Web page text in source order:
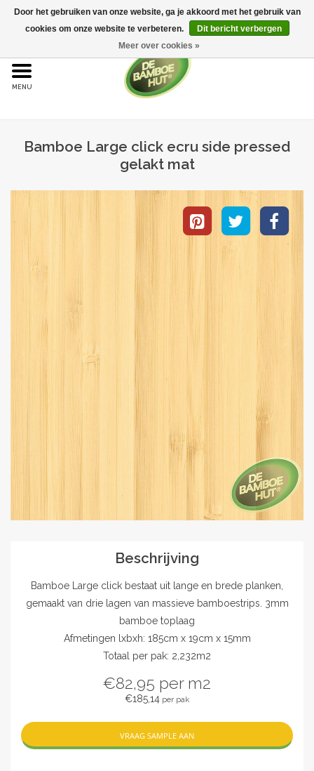
Home
Bamboe vloeren
Bijproducten
Bamboe Large click ecru side pressed
gelakt mat
Beschrijving
Bamboe Large click bestaat uit lange en brede planken,
gemaakt van drie lagen van massieve bamboestrips. 3mm
bamboe toplaag
Afmetingen lxbxh: 185cm x 19cm x 15mm
Totaal per pak: 2,232m2
€82,95 per m2
€185,14 per pak
VRAAG SAMPLE AAN
Door het gebruiken van onze website, ga je akkoord met het gebruik van
cookies om onze website te verbeteren.
Dit bericht verbergen
Meer over cookies »